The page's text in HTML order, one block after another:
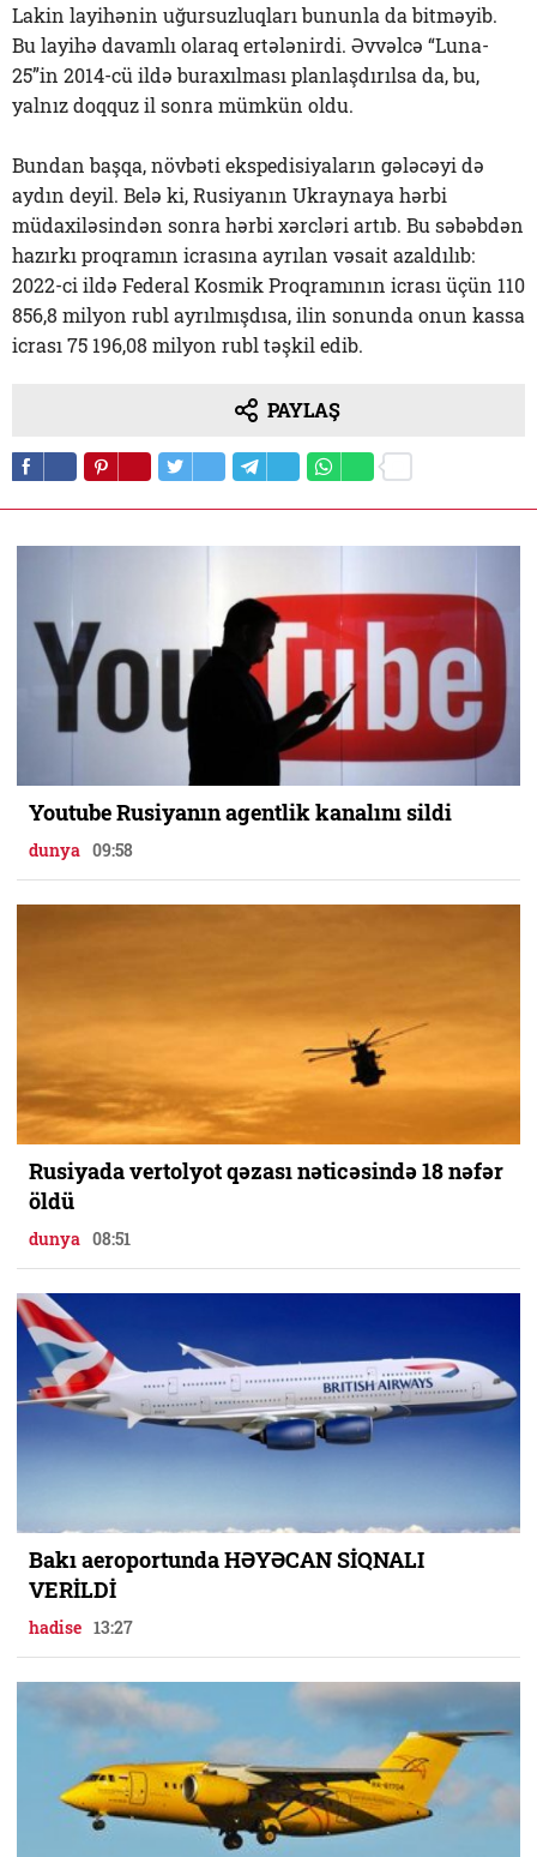
Lakin layihənin uğursuzluqları bununla da bitməyib.
Bu layihə davamlı olaraq ertələnirdi. Əvvəlcə “Luna-
25”in 2014-cü ildə buraxılması planlaşdırılsa da, bu,
yalnız doqquz il sonra mümkün oldu.
Bundan başqa, növbəti ekspedisiyaların gələcəyi də
aydın deyil. Belə ki, Rusiyanın Ukraynaya hərbi
müdaxiləsindən sonra hərbi xərcləri artıb. Bu səbəbdən
hazırkı proqramın icrasına ayrılan vəsait azaldılıb:
2022-ci ildə Federal Kosmik Proqramının icrası üçün 110
856,8 milyon rubl ayrılmışdısa, ilin sonunda onun kassa
icrası 75 196,08 milyon rubl təşkil edib.
PAYLAŞ
Youtube Rusiyanın agentlik kanalını sildi
dunya 09:58
Rusiyada vertolyot qəzası nəticəsində 18 nəfər
öldü
dunya 08:51
Bakı aeroportunda HƏYƏCAN SİQNALI
VERİLDİ
hadise 13:27